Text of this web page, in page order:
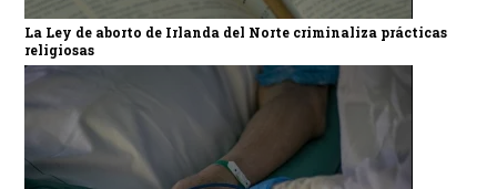
La Ley de aborto de Irlanda del Norte criminaliza prácticas
religiosas